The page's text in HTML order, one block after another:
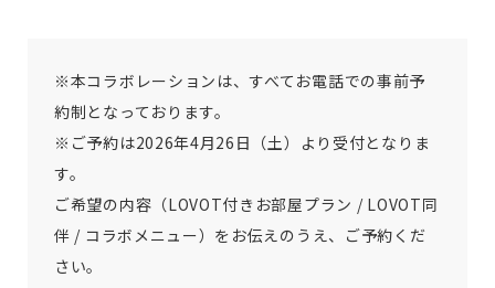
※本コラボレーションは、すべてお電話での事前予
約制となっております。
※ご予約は2026年4月26日（土）より受付となりま
す。
ご希望の内容（LOVOT付きお部屋プラン / LOVOT同
伴 / コラボメニュー）をお伝えのうえ、ご予約くだ
さい。